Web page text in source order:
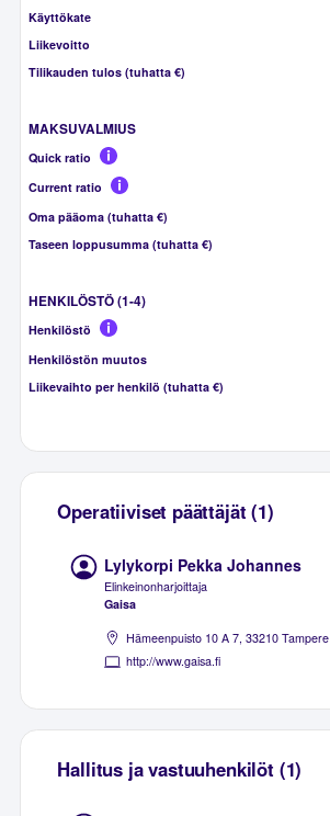
Käyttökate
Liikevoitto
Tilikauden tulos (tuhatta €)
MAKSUVALMIUS
Quick ratio
Current ratio
Oma pääoma (tuhatta €)
Taseen loppusumma (tuhatta €)
HENKILÖSTÖ (1-4)
Henkilöstö
Henkilöstön muutos
Liikevaihto per henkilö (tuhatta €)
Operatiiviset päättäjät (1)
Lylykorpi Pekka Johannes
Elinkeinonharjoittaja
Gaisa
Hämeenpuisto 10 A 7, 33210 Tampere
http://www.gaisa.fi
Hallitus ja vastuuhenkilöt (1)